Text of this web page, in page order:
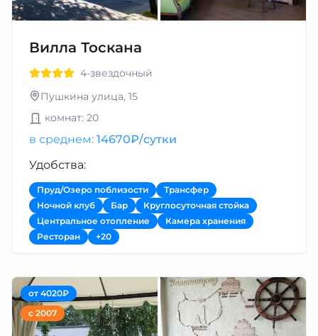
Вилла Тоскана
4-звездочный
Пушкина улица, 15
комнат: 20
в среднем: 14670₽/сутки
Удобства:
Пруд/Озеро поблизости
Трансфер
Ночной клуб
Бар
Круглосуточная стойка
Центральное отопление
Камера хранения
Ресторан
+20
от 4020₽
с 2007